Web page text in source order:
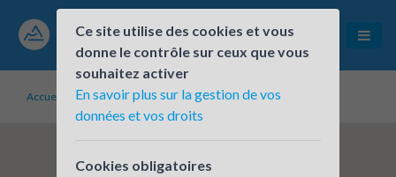
Accueil Établissements inscrits France Travail - Montbrison
Ce site utilise des cookies et vous
donne le contrôle sur ceux que vous
souhaitez activer
En savoir plus sur la gestion de vos
données et vos droits
Cookies obligatoires